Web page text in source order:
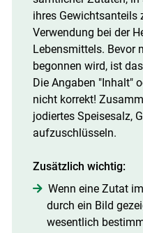
ihres Gewichtsanteils
Verwendung bei der
Lebensmittels. Bevor
begonnen wird, ist
Die Angaben "Inhalt"
nicht korrekt!
jodiertes Speisesalz,
aufzuschlüsseln.
Zusätzlich wichtig:
Wenn eine Zutat
durch ein Bild
wesentlich